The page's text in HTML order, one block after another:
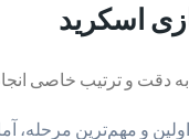
اسکرید
دقت و ترتیب خاصی
و مهم‌ترین مرحله،